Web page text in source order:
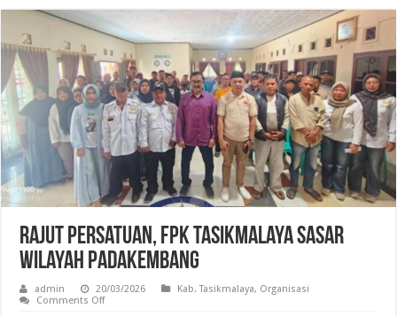
Rajut Persatuan, FPK Tasikmalaya Sasar
Wilayah Padakembang
admin 20/03/2026 Kab. Tasikmalaya, Organisasi
Comments Offon